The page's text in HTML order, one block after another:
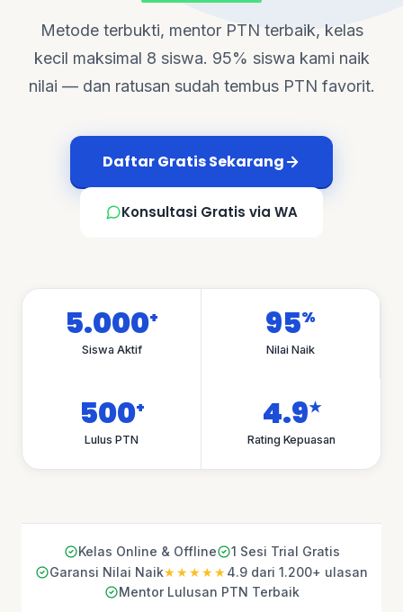
Metode terbukti, mentor PTN terbaik, kelas
kecil maksimal 8 siswa. 95% siswa kami naik
nilai — dan ratusan sudah tembus PTN favorit.
Daftar Gratis Sekarang
Konsultasi Gratis via WA
5.000+
Siswa Aktif
95%
Nilai Naik
500+
Lulus PTN
4.9★
Rating Kepuasan
Kelas Online & Offline
1 Sesi Trial Gratis
Garansi Nilai Naik★★★★★4.9 dari 1.200+ ulasan
Mentor Lulusan PTN Terbaik